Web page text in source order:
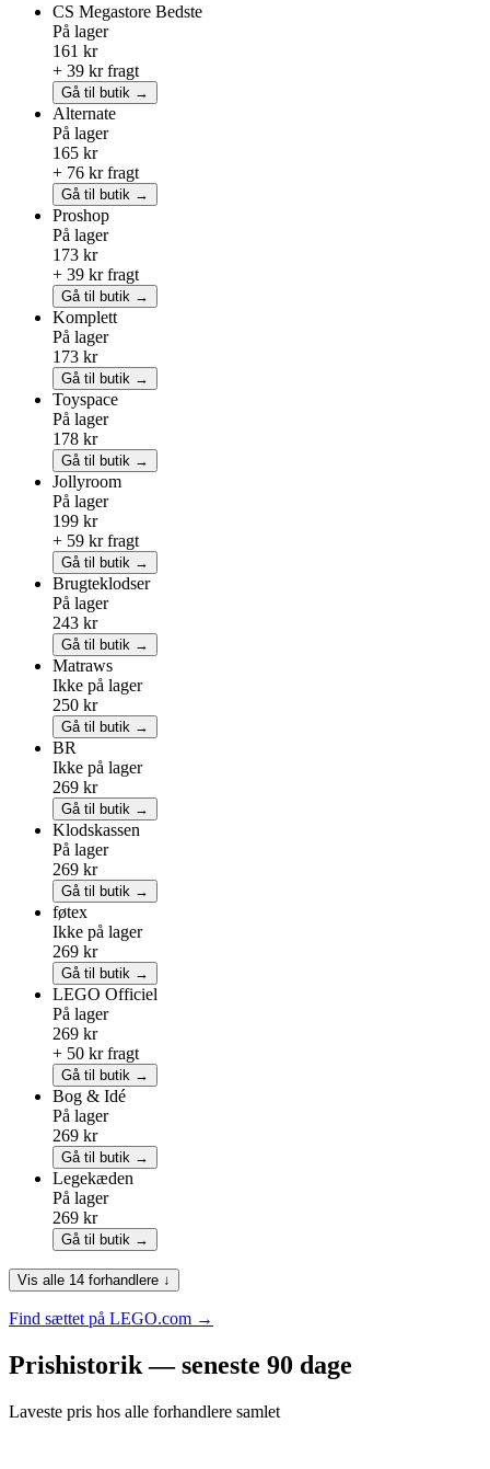
CS Megastore Bedste
På lager
161 kr
+ 39 kr fragt
Gå til butik →
Alternate
På lager
165 kr
+ 76 kr fragt
Gå til butik →
Proshop
På lager
173 kr
+ 39 kr fragt
Gå til butik →
Komplett
På lager
173 kr
Gå til butik →
Toyspace
På lager
178 kr
Gå til butik →
Jollyroom
På lager
199 kr
+ 59 kr fragt
Gå til butik →
Brugteklodser
På lager
243 kr
Gå til butik →
Matraws
Ikke på lager
250 kr
Gå til butik →
BR
Ikke på lager
269 kr
Gå til butik →
Klodskassen
På lager
269 kr
Gå til butik →
føtex
Ikke på lager
269 kr
Gå til butik →
LEGO Officiel
På lager
269 kr
+ 50 kr fragt
Gå til butik →
Bog & Idé
På lager
269 kr
Gå til butik →
Legekæden
På lager
269 kr
Gå til butik →
Vis alle 14 forhandlere ↓
Find sættet på LEGO.com →
Prishistorik — seneste 90 dage
Laveste pris hos alle forhandlere samlet